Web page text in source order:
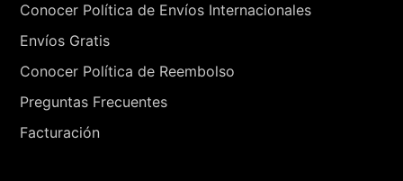
Conocer Política de Envíos Internacionales
Envíos Gratis
Conocer Política de Reembolso
Preguntas Frecuentes
Facturación